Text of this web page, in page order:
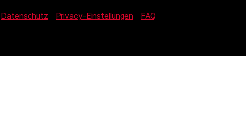
Datenschutz Privacy-Einstellungen FAQ